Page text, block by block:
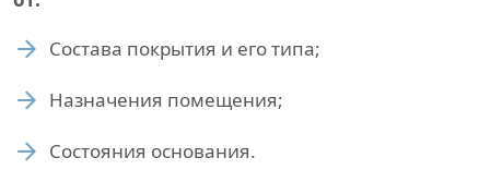
Состава покрытия и его типа;
Назначения помещения;
Состояния основания.